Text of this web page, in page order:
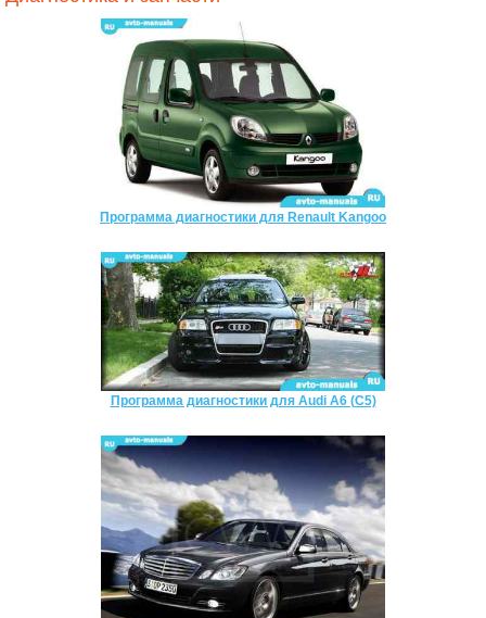
Программа диагностики для Renault Kangoo
Программа диагностики для Audi A6 (C5)